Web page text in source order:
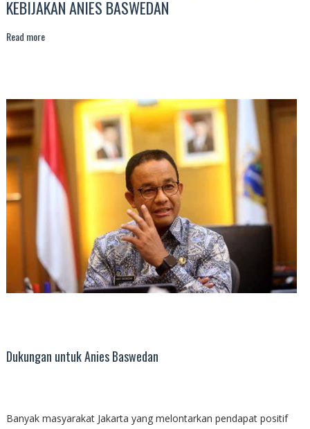
KEBIJAKAN ANIES BASWEDAN
Read more
Dukungan untuk Anies Baswedan
Banyak masyarakat Jakarta yang melontarkan pendapat positif